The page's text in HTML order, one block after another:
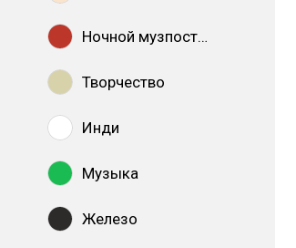
Ночной музпостинг
Творчество
Инди
Музыка
Железо